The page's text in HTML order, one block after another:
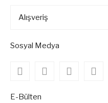
Alışveriş
Sosyal Medya
E-Bülten